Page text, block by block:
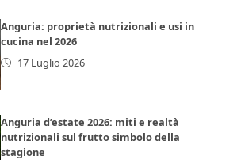
Anguria: proprietà nutrizionali e usi in
cucina nel 2026
17 Luglio 2026
Anguria d’estate 2026: miti e realtà
nutrizionali sul frutto simbolo della
stagione